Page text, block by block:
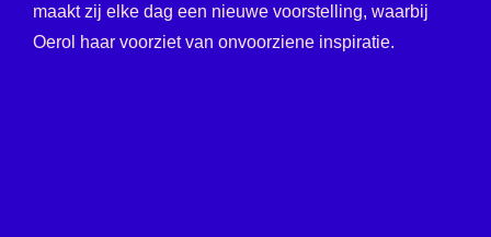
maakt zij elke dag een nieuwe voorstelling, waarbij
Oerol haar voorziet van onvoorziene inspiratie.